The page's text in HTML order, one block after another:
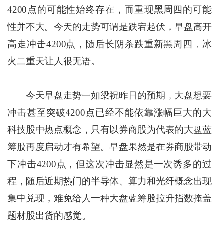
4200点的可能性始终存在，而重现黑周四的可能
性并不大。今天的走势可谓是跌宕起伏，早盘高开
高走冲击4200点，随后长阴杀跌重新黑周四，冰
火二重天让人很无语。
今天早盘走势一如梁祝昨日的预期，大盘想要
冲击甚至突破4200点已经不能依靠涨幅巨大的大
科技股中热点概念，只有以券商股为代表的大盘蓝
筹股再度启动才有希望。早盘果然是在券商股带动
下冲击4200点，但这次冲击显然是一次诱多的过
程，随后近期热门的半导体、算力和光纤概念出现
集中兑现，难免给人一种大盘蓝筹股拉升指数掩盖
题材股出货的感觉。